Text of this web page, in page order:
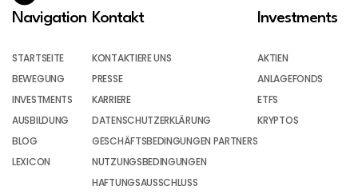
Navigation
STARTSEITE
BEWEGUNG
INVESTMENTS
AUSBILDUNG
BLOG
LEXICON
Kontakt
KONTAKTIERE UNS
PRESSE
KARRIERE
DATENSCHUTZERKLÄRUNG
GESCHÄFTSBEDINGUNGEN PARTNERS
NUTZUNGSBEDINGUNGEN
HAFTUNGSAUSSCHLUSS
Investments
AKTIEN
ANLAGEFONDS
ETFS
KRYPTOS